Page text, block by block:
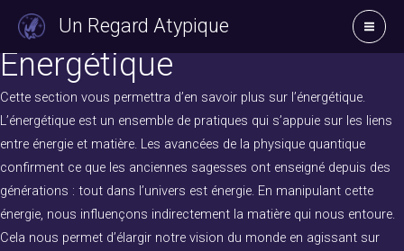
contenu
Un Regard Atypique
Energétique
Cette section vous permettra d’en savoir plus sur l’énergétique.
L’énergétique est un ensemble de pratiques qui s’appuie sur les liens
entre énergie et matière. Les avancées de la physique quantique
confirment ce que les anciennes sagesses ont enseigné depuis des
générations : tout dans l’univers est énergie. En manipulant cette
énergie, nous influençons indirectement la matière qui nous entoure.
Cela nous permet d’élargir notre vision du monde en agissant sur